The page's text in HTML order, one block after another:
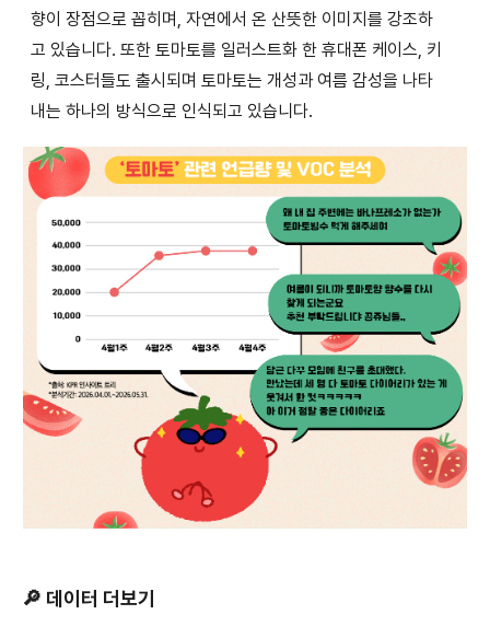
향이 장점으로 꼽히며, 자연에서 온 산뜻한 이미지를 강조하
고 있습니다. 또한 토마토를 일러스트화 한 휴대폰 케이스, 키
링, 코스터들도 출시되며 토마토는 개성과 여름 감성을 나타
내는 하나의 방식으로 인식되고 있습니다.
🔎 데이터 더보기